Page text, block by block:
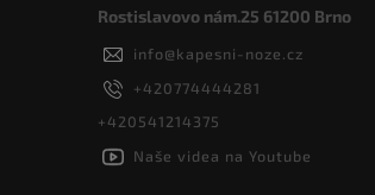
Rostislavovo nám.25 61200 Brno
info@kapesni-noze.cz
+420774444281
+420541214375
Naše videa na Youtube